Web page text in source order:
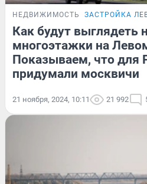
НЕДВИЖИМОСТЬ ЗАСТРОЙКА
Как будут выглядеть
многоэтажки на
Показываем, что для
придумали москвичи
21 ноября, 2024, 10:11 21 992